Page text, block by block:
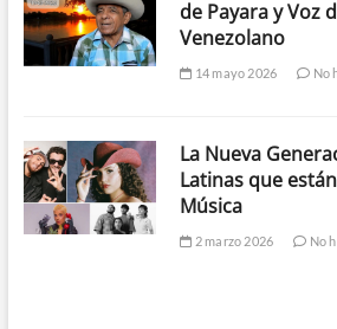
de Payara y Voz
Venezolano
14 mayo 2026 No
La Nueva
Latinas que
Música
2 marzo 2026 No